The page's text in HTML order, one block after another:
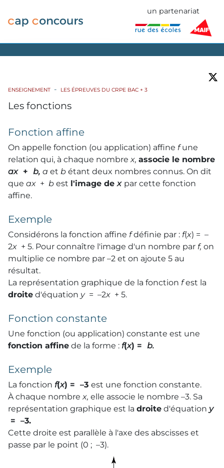
un partenariat
ENSEIGNEMENT LES ÉPREUVES DU CRPE BAC + 3
Les fonctions
Fonction affine
On appelle fonction (ou application) affine fune
relation qui, à chaque nombrex, associe le nombre
ax+ b, a et b étant deux nombres connus. On dit
que ax + b est l'image dex par cette fonction
affine.
Exemple
Considérons la fonction affine fdéfinie par : f(x) = –
2x + 5. Pour connaître l'image d'un nombre par f, on
multiplie ce nombre par –2 et on ajoute 5 au
résultat.
La représentation graphique de la fonction fest la
droite d'équation y= –2x + 5.
Fonction constante
Une fonction (ou application) constante est une
fonction affine de la forme : f(x) = b.
Exemple
La fonction f(x) = –3 est une fonction constante.
À chaque nombrex, elle associe le nombre –3. Sa
représentation graphique est la droite d'équation y
= –3.
Cette droite est parallèle à l'axe des abscisses et
passe par le point (0 ; –3).